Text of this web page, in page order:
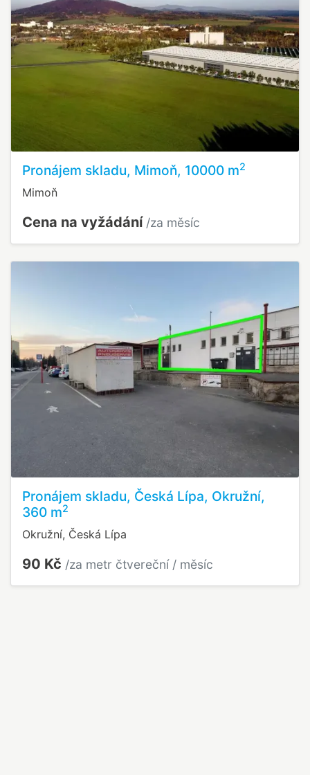
Pronájem skladu, Mimoň, 10000 m2
Mimoň
Cena na vyžádání /za měsíc
Pronájem skladu, Česká Lípa, Okružní,
360 m2
Okružní, Česká Lípa
90 Kč /za metr čtvereční / měsíc